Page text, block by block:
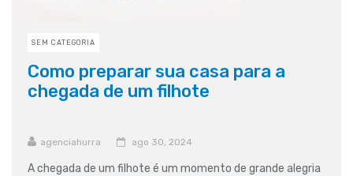
SEM CATEGORIA
Como preparar sua casa para a
chegada de um filhote
agenciahurra ago 30, 2024
A chegada de um filhote é um momento de grande alegria